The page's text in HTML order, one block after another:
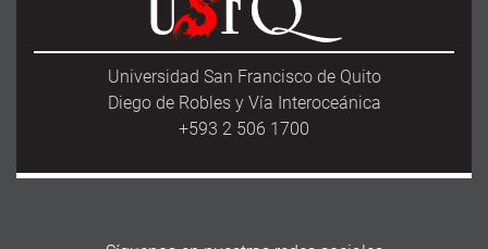
Universidad San Francisco de Quito
Diego de Robles y Vía Interoceánica
+593 2 506 1700